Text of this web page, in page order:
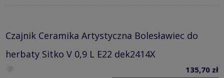
Czajnik Ceramika Artystyczna Bolesławiec do
herbaty Sitko V 0,9 L E22 dek2414X
135,70 zł